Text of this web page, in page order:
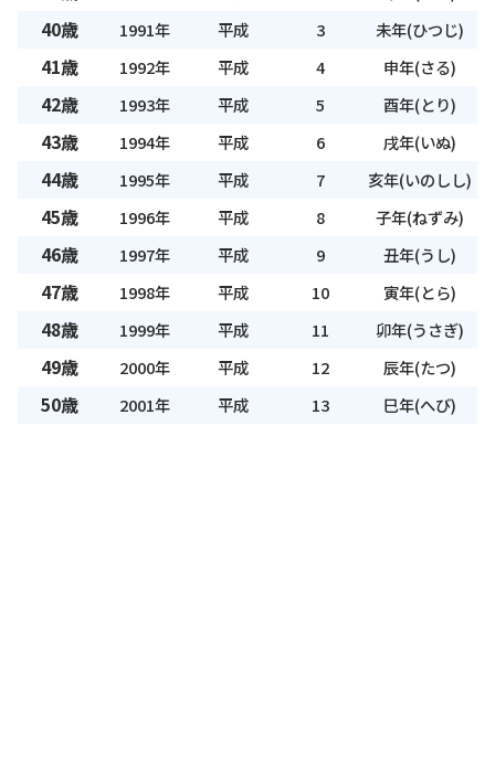
40歳 1991年 平成 3 未年(ひつじ)
41歳 1992年 平成 4 申年(さる)
42歳 1993年 平成 5 酉年(とり)
43歳 1994年 平成 6 戌年(いぬ)
44歳 1995年 平成 7 亥年(いのしし)
45歳 1996年 平成 8 子年(ねずみ)
46歳 1997年 平成 9 丑年(うし)
47歳 1998年 平成 10 寅年(とら)
48歳 1999年 平成 11 卯年(うさぎ)
49歳 2000年 平成 12 辰年(たつ)
50歳 2001年 平成 13 巳年(へび)